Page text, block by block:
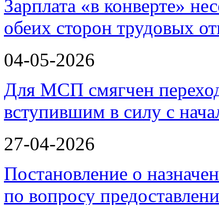
Зарплата «в конверте»
обеих сторон трудовых
04-05-2026
Для МСП смягчен
вступившим в силу с
27-04-2026
Постановление о
по вопросу